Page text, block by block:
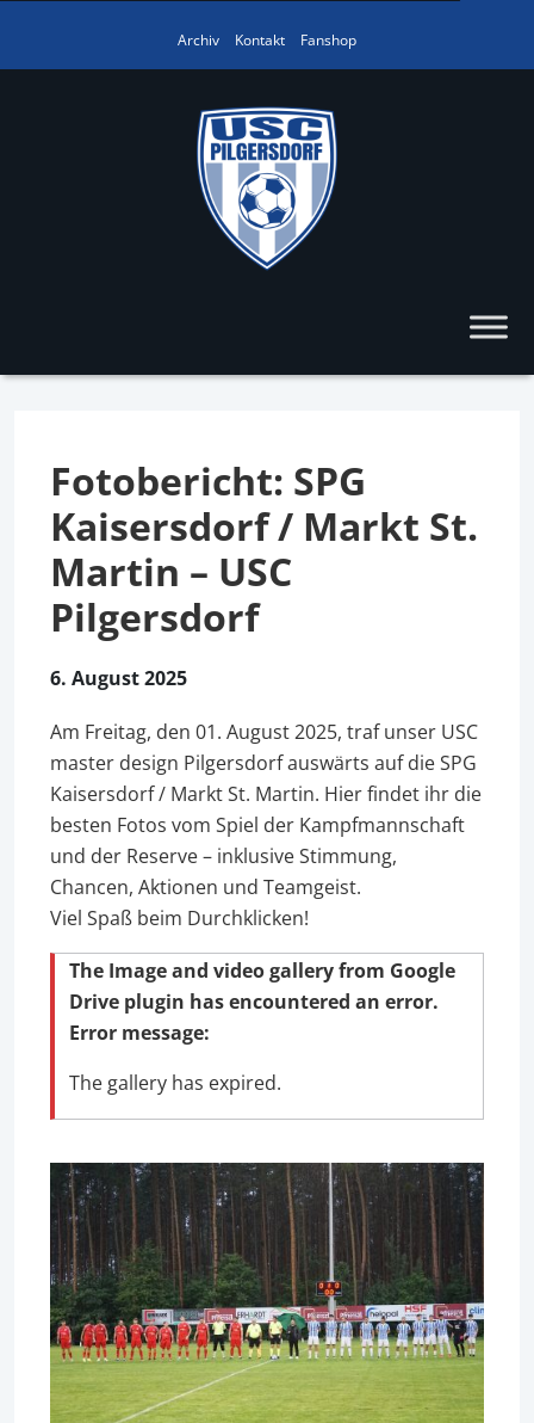
Archiv Kontakt Fanshop
Fotobericht: SPG
Kaisersdorf / Markt St.
Martin – USC
Pilgersdorf
6. August 2025
Am Freitag, den 01. August 2025, traf unser USC
master design Pilgersdorf auswärts auf die SPG
Kaisersdorf / Markt St. Martin. Hier findet ihr die
besten Fotos vom Spiel der Kampfmannschaft
und der Reserve – inklusive Stimmung,
Chancen, Aktionen und Teamgeist.
Viel Spaß beim Durchklicken!
The Image and video gallery from Google
Drive plugin has encountered an error.
Error message:
The gallery has expired.